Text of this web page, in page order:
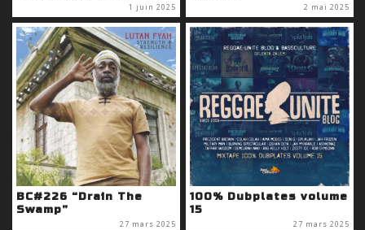
1 juin 2025 2 mai 2025
BC#226 “Drain The
Swamp”
27 mars 2025
100% Dubplates volume
15
27 mars 2025